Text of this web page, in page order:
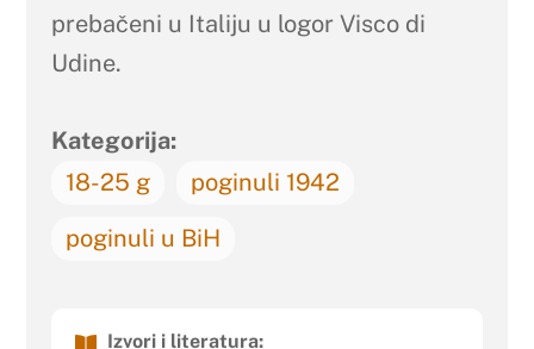
prebačeni u Italiju u logor Visco di
Udine.
Kategorija:
18-25 g
poginuli 1942
poginuli u BiH
Izvori i literatura: